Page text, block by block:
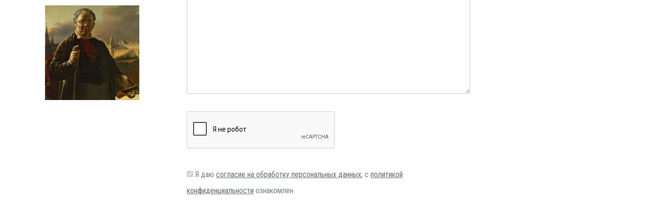
Я даю согласие на обработку персональных данных, с политикой
конфиденциальности ознакомлен